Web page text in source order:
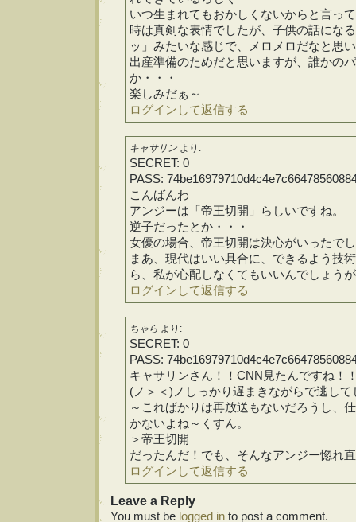
いつ生まれてもおかしくないからと言っ
時は真剣な表情でしたが、子供の話にな
ッ」みたいな感じで、メロメロだなと思
出産準備のためだと思いますが、誰かの
か・・・
楽しみだぁ～
ログインして返信する
キャサリン より:
SECRET: 0
PASS:
こんばんわ
アンジーは「帝王切開」らしいですね。
逆子だったとか・・・
女優の場合、帝王切開は決心がいったで
まあ、現代はいい具合に、できるよう技
ら、私が心配しなくてもいいんでしょう
ログインして返信する
ちゃら より:
SECRET: 0
PASS:
キャサリンさん！！CNN見たんですね！
(ノ＞＜)ノしっかり遅まきながらで逃し
～こればかりは再放送もないだろうし、
かないよね～くすん。
＞帝王切開
だったんだ！でも、そんなアンジー惚れ
ログインして返信する
Leave a Reply
You must be logged in to post a comment.